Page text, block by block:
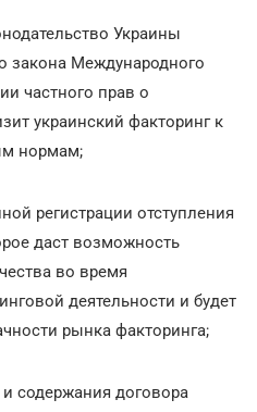
Украины
закона Международного
частного прав о
украинский факторинг к
нормам;
регистрации отступления
даст возможность
во время
деятельности и будет
рынка факторинга;
содержания договора